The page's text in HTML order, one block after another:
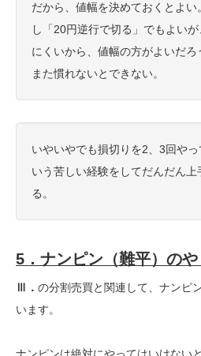
だから、値幅を決めておくとよ
し「20円逆行で切る」でもよい
にくいから、値幅の方がよいだ
また慣れないとできない。
いやいやでも損切りを2、3回や
いう苦しい経験をしてだんだん
る。
5．ナンピン（難平）の
Ⅲ． の分割売買と関連して、ナンピ
います。